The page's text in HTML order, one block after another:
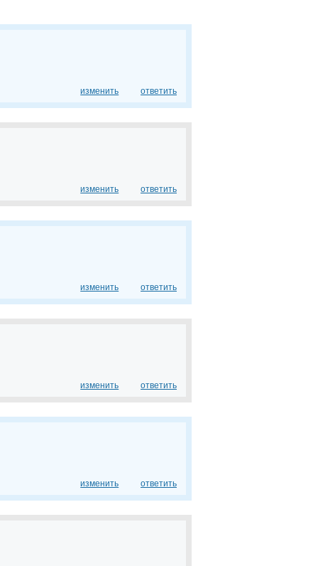
изменить ответить
изменить ответить
изменить ответить
изменить ответить
изменить ответить